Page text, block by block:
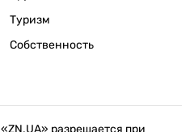
Туризм
Собственность